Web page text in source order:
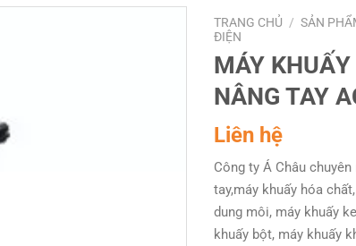
TRANG CHỦ / SẢN
ĐIỆN
MÁY
NÂNG TAY
Liên hệ
Công ty Á Châu
tay,máy khuấy hóa
dung môi, máy khuấy
khuấy bột, máy khuấy